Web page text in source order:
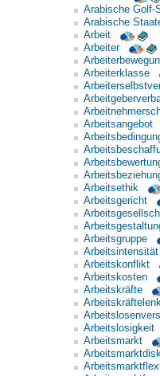
Arabische Golf-
Arabische
Arbeit
Arbeiter
Arbeiterklasse
Arbeitsangebot
Arbeitsethik
Arbeitsgericht
Arbeitsgruppe
Arbeitsintensität
Arbeitskonflikt
Arbeitskosten
Arbeitskräfte
Arbeitslosigkeit
Arbeitsmarkt